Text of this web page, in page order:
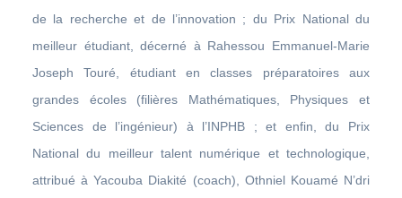
de la recherche et de l’innovation ; du Prix National du
meilleur étudiant, décerné à Rahessou Emmanuel-Marie
Joseph Touré, étudiant en classes préparatoires aux
grandes écoles (filières Mathématiques, Physiques et
Sciences de l’ingénieur) à l’INPHB ; et enfin, du Prix
National du meilleur talent numérique et technologique,
attribué à Yacouba Diakité (coach), Othniel Kouamé N’dri